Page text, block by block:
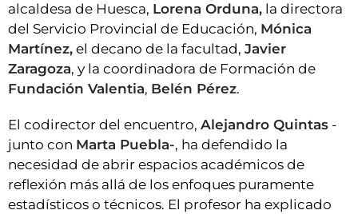
alcaldesa de Huesca, Lorena Orduna, la directora
del Servicio Provincial de Educación, Mónica
Martínez, el decano de la facultad, Javier
Zaragoza, y la coordinadora de Formación de
Fundación Valentia, Belén Pérez.
El codirector del encuentro, Alejandro Quintas -
junto con Marta Puebla-, ha defendido la
necesidad de abrir espacios académicos de
reflexión más allá de los enfoques puramente
estadísticos o técnicos. El profesor ha explicado